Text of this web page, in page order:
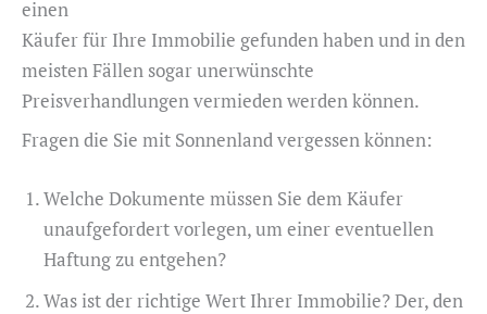
einen
Käufer für Ihre Immobilie gefunden haben und in den
meisten Fällen sogar unerwünschte
Preisverhandlungen vermieden werden können.
Fragen die Sie mit Sonnenland vergessen können:
Welche Dokumente müssen Sie dem Käufer
unaufgefordert vorlegen, um einer eventuellen
Haftung zu entgehen?
Was ist der richtige Wert Ihrer Immobilie? Der, den